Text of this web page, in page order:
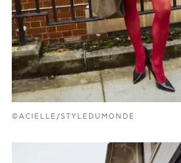
©ACIELLE/STYLEDUMONDE